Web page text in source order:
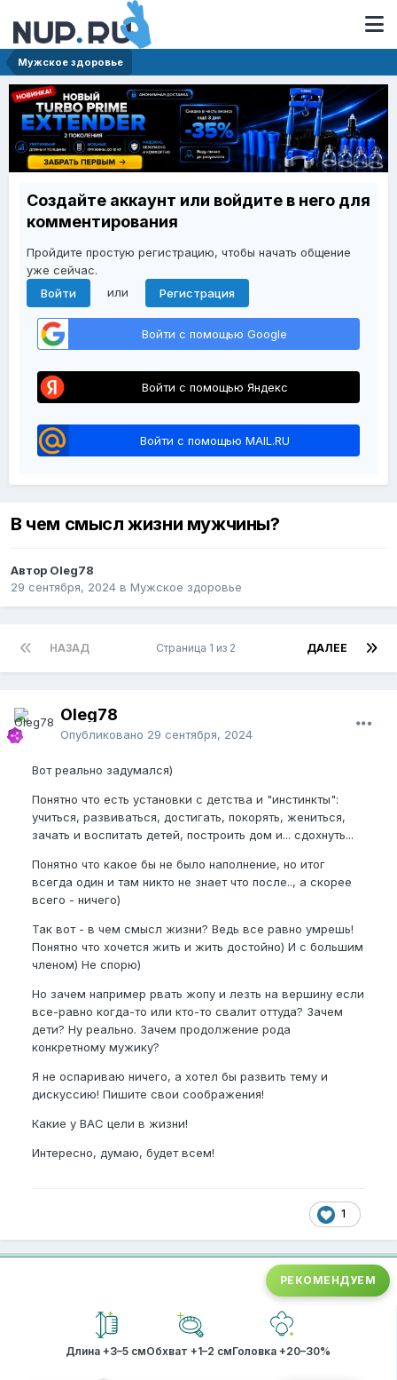
Мужское здоровье
Создайте аккаунт или войдите в него для
комментирования
Пройдите простую регистрацию, чтобы начать общение
уже сейчас.
Войти
или Регистрация
Войти с помощью Google
Войти с помощью Яндекс
Войти с помощью MAIL.RU
В чем смысл жизни мужчины?
Автор Oleg78
29 сентября, 2024 в Мужское здоровье
НАЗАД ДАЛЕЕ
Страница 1 из 2
Oleg78
Опубликовано 29 сентября, 2024
Вот реально задумался)
Понятно что есть установки с детства и "инстинкты":
учиться, развиваться, достигать, покорять, жениться,
зачать и воспитать детей, построить дом и... сдохнуть...
Понятно что какое бы не было наполнение, но итог
всегда один и там никто не знает что после.., а скорее
всего - ничего)
Так вот - в чем смысл жизни? Ведь все равно умрешь!
Понятно что хочется жить и жить достойно) И с большим
членом) Не спорю)
Но зачем например рвать жопу и лезть на вершину если
все-равно когда-то или кто-то свалит оттуда? Зачем
дети? Ну реально. Зачем продолжение рода
конкретному мужику?
Я не оспариваю ничего, а хотел бы развить тему и
дискуссию! Пишите свои соображения!
Какие у ВАС цели в жизни!
Интересно, думаю, будет всем!
1
РЕКОМЕНДУЕМ
Длина +3–5 смОбхват +1–2 смГоловка +20–30%